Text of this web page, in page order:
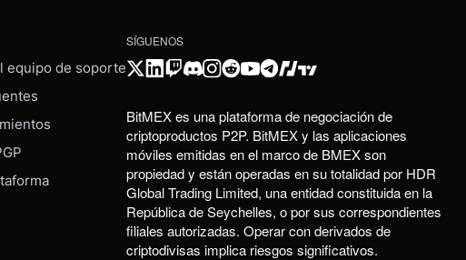
equipo de soporte
SÍGUENOS
BitMEX es una plataforma de negociación de
criptoproductos P2P. BitMEX y las aplicaciones
móviles emitidas en el marco de BMEX son
propiedad y están operadas en su totalidad por HDR
Global Trading Limited, una entidad constituida en la
República de Seychelles, o por sus correspondientes
filiales autorizadas. Operar con derivados de
criptodivisas implica riesgos significativos.